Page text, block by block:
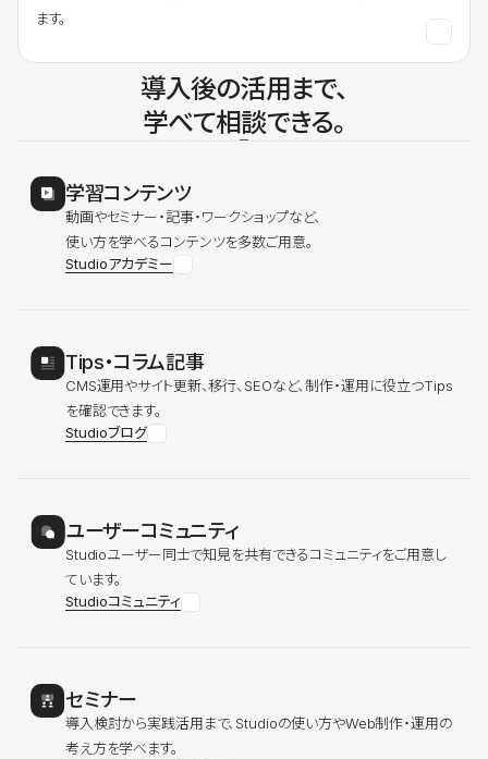
ます。
導入後の活用まで、
学べて相談できる。
学習コンテンツ
動画やセミナー・記事・ワークショップなど、
使い方を学べるコンテンツを多数ご用意。
Studioアカデミー
Tips・コラム記事
CMS運用やサイト更新、移行、SEOなど、制作・運用に役立つTips
を確認できます。
Studioブログ
ユーザーコミュニティ
Studioユーザー同士で知見を共有できるコミュニティをご用意し
ています。
Studioコミュニティ
セミナー
導入検討から実践活用まで、Studioの使い方やWeb制作・運用の
考え方を学べます。